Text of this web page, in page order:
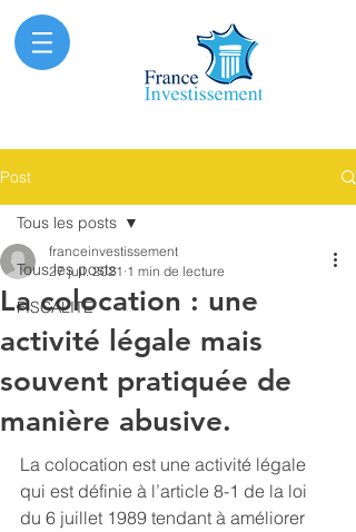
Post
Tous les posts
FISCALITE
Tous les posts
La colocation : une
activité légale mais
souvent pratiquée de
manière abusive.
franceinvestissement
27 juil. 2021 1 min de lecture
La colocation est une activité légale
qui est définie à l’article 8-1 de la loi
du 6 juillet 1989 tendant à améliorer